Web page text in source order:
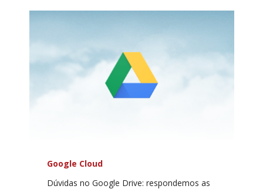
Google Cloud
Dúvidas no Google Drive: respondemos as